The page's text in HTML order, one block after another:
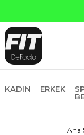
KADIN ERKEK
Ana